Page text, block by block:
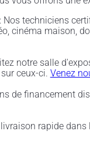
Nos techniciens
cinéma maison,
notre salle
ceux-ci. Venez
de financement
rapide dans